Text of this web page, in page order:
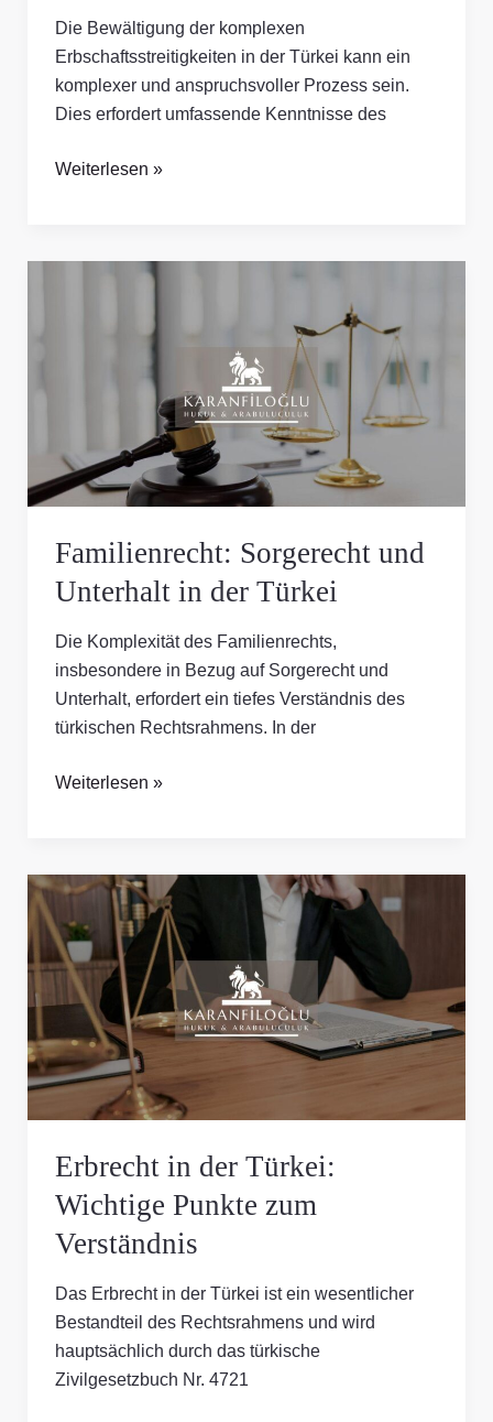
Die Bewältigung der komplexen
Erbschaftsstreitigkeiten in der Türkei kann ein
komplexer und anspruchsvoller Prozess sein.
Dies erfordert umfassende Kenntnisse des
Weiterlesen »
Familienrecht: Sorgerecht und
Unterhalt in der Türkei
Die Komplexität des Familienrechts,
insbesondere in Bezug auf Sorgerecht und
Unterhalt, erfordert ein tiefes Verständnis des
türkischen Rechtsrahmens. In der
Familienrecht:
Weiterlesen »
Erbrecht in der Türkei:
Wichtige Punkte zum
Verständnis
Das Erbrecht in der Türkei ist ein wesentlicher
Bestandteil des Rechtsrahmens und wird
hauptsächlich durch das türkische
Zivilgesetzbuch Nr. 4721
Erbrecht
in
der
Türkei:
Wichtige
Punkte
zum
Verständnis